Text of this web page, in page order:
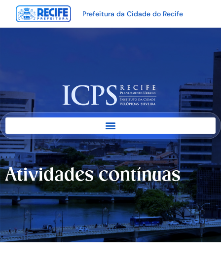
Prefeitura da Cidade do Recife
Atividades contínuas